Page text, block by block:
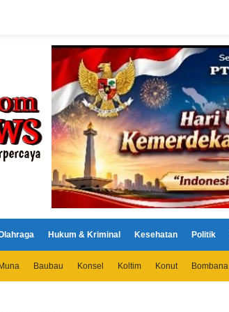
Hukum & Kriminal Kesehatan Politik
Baubau Konsel Koltim Konut Bombana